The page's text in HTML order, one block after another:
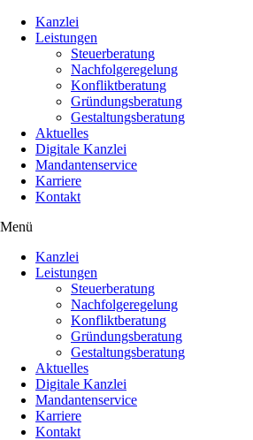
Kanzlei
Leistungen
Steuerberatung
Nachfolgeregelung
Konfliktberatung
Gründungsberatung
Gestaltungsberatung
Aktuelles
Digitale Kanzlei
Mandantenservice
Karriere
Kontakt
Menü
Kanzlei
Leistungen
Steuerberatung
Nachfolgeregelung
Konfliktberatung
Gründungsberatung
Gestaltungsberatung
Aktuelles
Digitale Kanzlei
Mandantenservice
Karriere
Kontakt